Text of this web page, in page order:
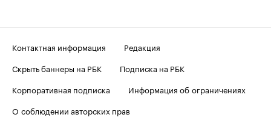
Контактная информация
Редакция
Скрыть баннеры на РБК
Подписка на РБК
Корпоративная подписка
Информация об ограничениях
О соблюдении авторских прав